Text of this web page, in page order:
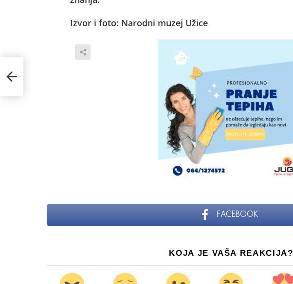
Izvor i foto: Narodni muzej Užice
FACEBOOK
KOJA JE VAŠA REAKCIJA?